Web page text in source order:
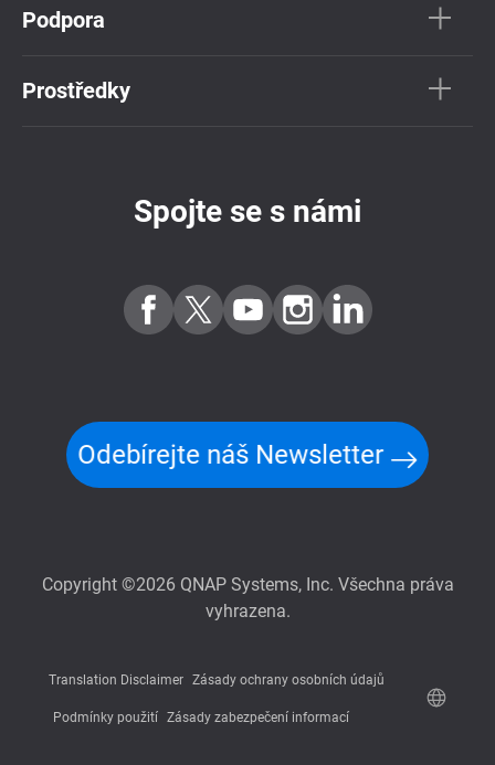
Podpora
Prostředky
Spojte se s námi
Odebírejte náš Newsletter
Copyright ©2026 QNAP Systems, Inc. Všechna práva
vyhrazena.
Translation Disclaimer Zásady ochrany osobních údajů
Podmínky použití Zásady zabezpečení informací